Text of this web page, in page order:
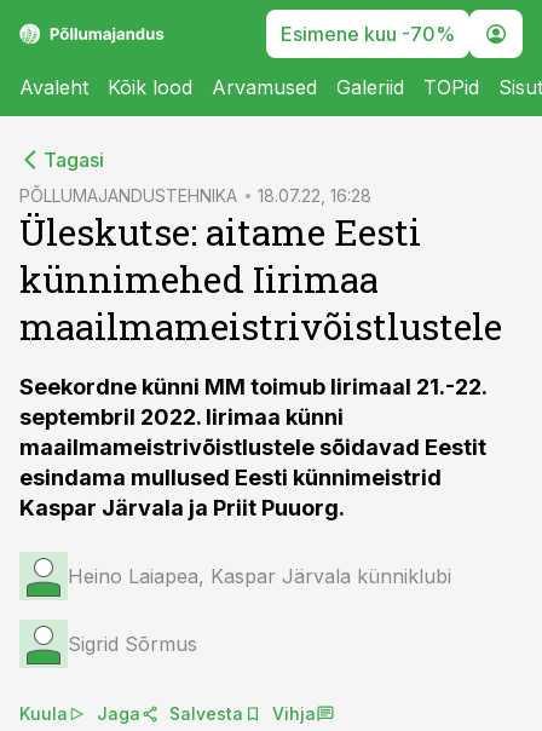
Esimene kuu -70%
Avaleht Kõik lood Arvamused Galeriid TOPid
Tagasi
PÕLLUMAJANDUSTEHNIKA 18.07.22, 16:28
Üleskutse: aitame Eesti
künnimehed Iirimaa
maailmameistrivõistlustele
Seekordne künni MM toimub Iirimaal 21.-22.
septembril 2022. Iirimaa künni
maailmameistrivõistlustele sõidavad Eestit
esindama mullused Eesti künnimeistrid
Kaspar Järvala ja Priit Puuorg.
Heino Laiapea, Kaspar Järvala künniklubi
Sigrid Sõrmus
Kuula Jaga Salvesta Vihja